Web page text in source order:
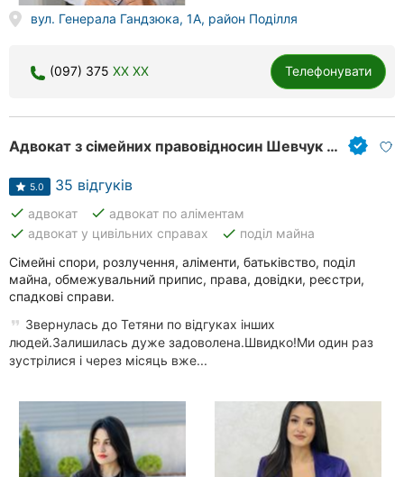
вул. Генерала Гандзюка, 1А, район Поділля
(097) 375 XX XX Телефонувати
Адвокат з сімейних правовідносин Шевчук Тетяна Володимирівна
5.0 35 відгуків
done адвокат done адвокат по аліментам
done адвокат у цивільних справах done поділ майна
Сімейні спори, розлучення, аліменти, батьківство, поділ
майна, обмежувальний припис, права, довідки, реєстри,
спадкові справи.
Звернулась до Тетяни по відгуках інших
людей.Залишилась дуже задоволена.Швидко!Ми один раз
зустрілися і через місяць вже...